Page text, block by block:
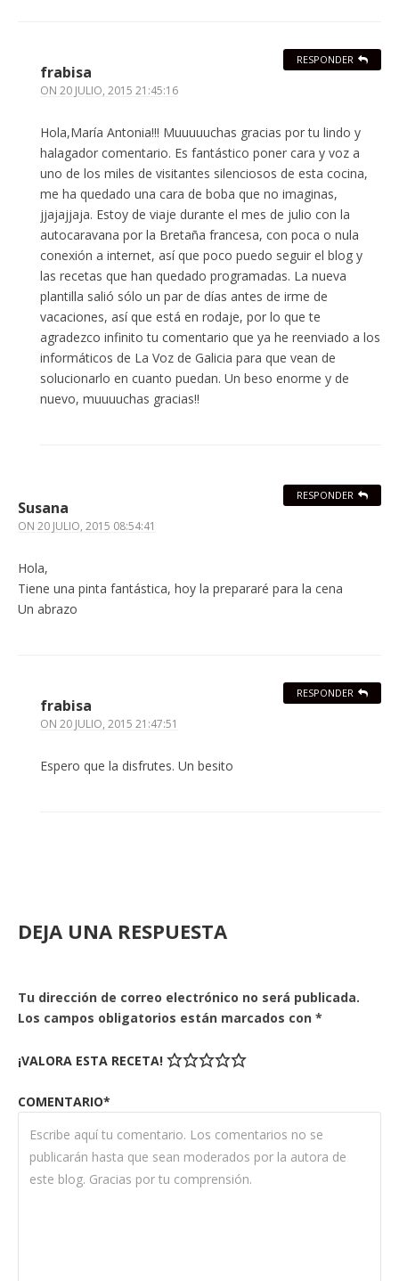
frabisa
ON 20 JULIO, 2015 21:45:16
Hola,María Antonia!!! Muuuuuchas gracias por tu lindo y
halagador comentario. Es fantástico poner cara y voz a
uno de los miles de visitantes silenciosos de esta cocina,
me ha quedado una cara de boba que no imaginas,
jjajajjaja. Estoy de viaje durante el mes de julio con la
autocaravana por la Bretaña francesa, con poca o nula
conexión a internet, así que poco puedo seguir el blog y
las recetas que han quedado programadas. La nueva
plantilla salió sólo un par de días antes de irme de
vacaciones, así que está en rodaje, por lo que te
agradezco infinito tu comentario que ya he reenviado a los
informáticos de La Voz de Galicia para que vean de
solucionarlo en cuanto puedan. Un beso enorme y de
nuevo, muuuuchas gracias!!
RESPONDER
Susana
ON 20 JULIO, 2015 08:54:41
Hola,
Tiene una pinta fantástica, hoy la prepararé para la cena
Un abrazo
RESPONDER
frabisa
ON 20 JULIO, 2015 21:47:51
Espero que la disfrutes. Un besito
RESPONDER
DEJA UNA RESPUESTA
Tu dirección de correo electrónico no será publicada.
Los campos obligatorios están marcados con *
¡VALORA ESTA RECETA!
COMENTARIO*